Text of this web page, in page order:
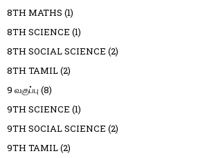
8TH MATHS (1)
8TH SCIENCE (1)
8TH SOCIAL SCIENCE (2)
8TH TAMIL(2)
9 வகுப்பு (8)
9TH SCIENCE (1)
9TH SOCIAL SCIENCE (2)
9TH TAMIL(2)